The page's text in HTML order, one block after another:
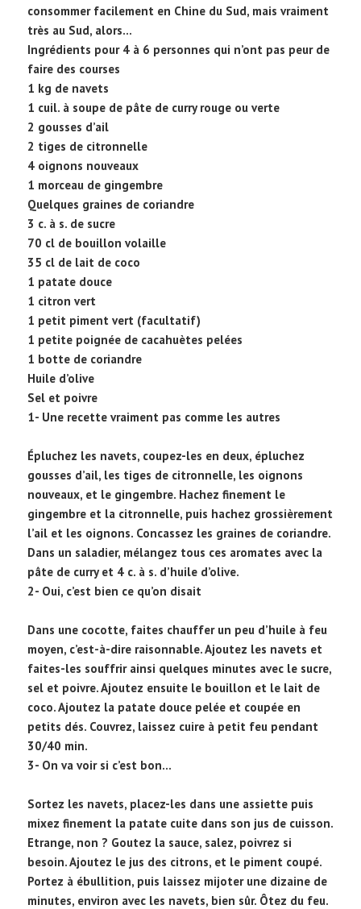
consommer facilement en Chine du Sud, mais vraiment
très au Sud, alors…
Ingrédients pour 4 à 6 personnes qui n’ont pas peur de
faire des courses
1 kg de navets
1 cuil. à soupe de pâte de curry rouge ou verte
2 gousses d’ail
2 tiges de citronnelle
4 oignons nouveaux
1 morceau de gingembre
Quelques graines de coriandre
3 c. à s. de sucre
70 cl de bouillon volaille
35 cl de lait de coco
1 patate douce
1 citron vert
1 petit piment vert (facultatif)
1 petite poignée de cacahuètes pelées
1 botte de coriandre
Huile d’olive
Sel et poivre
1- Une recette vraiment pas comme les autres
Épluchez les navets, coupez-les en deux, épluchez
gousses d’ail, les tiges de citronnelle, les oignons
nouveaux, et le gingembre. Hachez finement le
gingembre et la citronnelle, puis hachez grossièrement
l’ail et les oignons. Concassez les graines de coriandre.
Dans un saladier, mélangez tous ces aromates avec la
pâte de curry et 4 c. à s. d’huile d’olive.
2- Oui, c’est bien ce qu’on disait
Dans une cocotte, faites chauffer un peu d’huile à feu
moyen, c’est-à-dire raisonnable. Ajoutez les navets et
faites-les souffrir ainsi quelques minutes avec le sucre,
sel et poivre. Ajoutez ensuite le bouillon et le lait de
coco. Ajoutez la patate douce pelée et coupée en
petits dés. Couvrez, laissez cuire à petit feu pendant
30/40 min.
3- On va voir si c’est bon…
Sortez les navets, placez-les dans une assiette puis
mixez finement la patate cuite dans son jus de cuisson.
Etrange, non ? Goutez la sauce, salez, poivrez si
besoin. Ajoutez le jus des citrons, et le piment coupé.
Portez à ébullition, puis laissez mijoter une dizaine de
minutes, environ avec les navets, bien sûr. Ôtez du feu.